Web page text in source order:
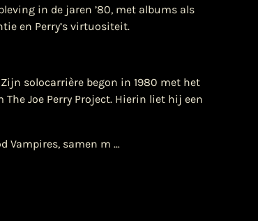
in de jaren ’80, met albums als
en Perry’s virtuositeit.
solocarrière begon in 1980 met het
Joe Perry Project. Hierin liet hij een
Vampires, samen m …